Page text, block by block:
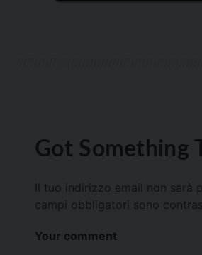
Got Something
Il tuo indirizzo email non sarà
campi obbligatori sono
Your comment